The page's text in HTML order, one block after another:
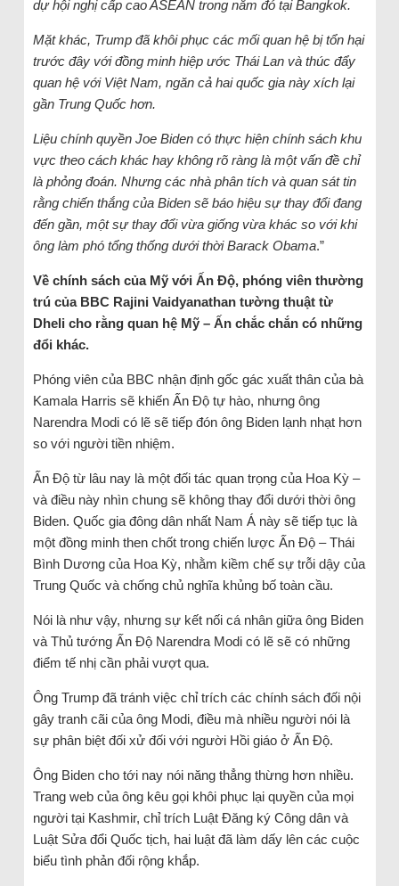
dự hội nghị cấp cao ASEAN trong năm đó tại Bangkok.
Mặt khác, Trump đã khôi phục các mối quan hệ bị tổn hại
trước đây với đồng minh hiệp ước Thái Lan và thúc đẩy
quan hệ với Việt Nam, ngăn cả hai quốc gia này xích lại
gần Trung Quốc hơn.
Liệu chính quyền Joe Biden có thực hiện chính sách khu
vực theo cách khác hay không rõ ràng là một vấn đề chỉ
là phỏng đoán. Nhưng các nhà phân tích và quan sát tin
rằng chiến thắng của Biden sẽ báo hiệu sự thay đổi đang
đến gần, một sự thay đổi vừa giống vừa khác so với khi
ông làm phó tổng thống dưới thời Barack Obama.”
Về chính sách của Mỹ với Ấn Độ, phóng viên thường
trú của BBC Rajini Vaidyanathan tường thuật từ
Dheli cho rằng quan hệ Mỹ – Ấn chắc chắn có những
đổi khác.
Phóng viên của BBC nhận định gốc gác xuất thân của bà
Kamala Harris sẽ khiến Ấn Độ tự hào, nhưng ông
Narendra Modi có lẽ sẽ tiếp đón ông Biden lạnh nhạt hơn
so với người tiền nhiệm.
Ấn Độ từ lâu nay là một đối tác quan trọng của Hoa Kỳ –
và điều này nhìn chung sẽ không thay đổi dưới thời ông
Biden. Quốc gia đông dân nhất Nam Á này sẽ tiếp tục là
một đồng minh then chốt trong chiến lược Ấn Độ – Thái
Bình Dương của Hoa Kỳ, nhằm kiềm chế sự trỗi dậy của
Trung Quốc và chống chủ nghĩa khủng bố toàn cầu.
Nói là như vậy, nhưng sự kết nối cá nhân giữa ông Biden
và Thủ tướng Ấn Độ Narendra Modi có lẽ sẽ có những
điểm tế nhị cần phải vượt qua.
Ông Trump đã tránh việc chỉ trích các chính sách đối nội
gây tranh cãi của ông Modi, điều mà nhiều người nói là
sự phân biệt đối xử đối với người Hồi giáo ở Ấn Độ.
Ông Biden cho tới nay nói năng thẳng thừng hơn nhiều.
Trang web của ông kêu gọi khôi phục lại quyền của mọi
người tại Kashmir, chỉ trích Luật Đăng ký Công dân và
Luật Sửa đổi Quốc tịch, hai luật đã làm dấy lên các cuộc
biểu tình phản đối rộng khắp.